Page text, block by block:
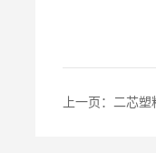
上一页： 二芯塑